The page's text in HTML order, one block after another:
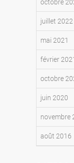
octobre
juillet 2022
mai 2021
février
octobre
juin 2020
novembre
août 2016